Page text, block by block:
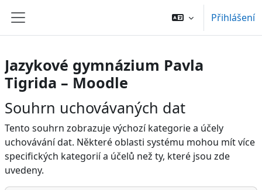
Boční panel
Přihlášení
Jazykové gymnázium Pavla
Tigrida – Moodle
Souhrn uchovávaných dat
Tento souhrn zobrazuje výchozí kategorie a účely
uchovávání dat. Některé oblasti systému mohou mít více
specifických kategorií a účelů než ty, které jsou zde
uvedeny.